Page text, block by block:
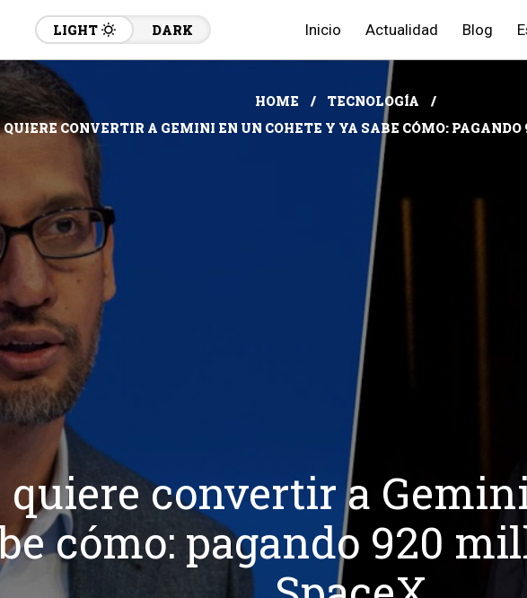
LIGHT DARK Inicio Actualidad Blog
HOME
TECNOLOGÍA
QUIERE CONVERTIR A GEMINI EN UN COHETE Y YA SABE CÓMO:
quiere convertir a
cómo: pagando 920